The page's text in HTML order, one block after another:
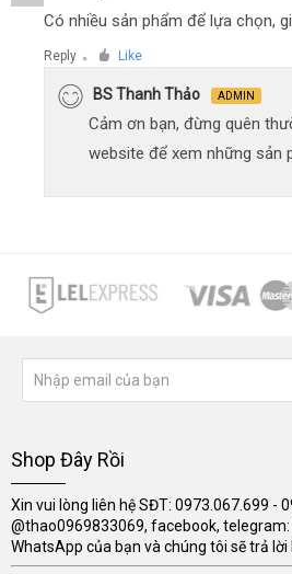
Có nhiều sản phẩm để lựa chọn,
Reply ● Like
BS Thanh Thảo ADMIN
Cảm ơn bạn, đừng quên
website để xem những sản
Shop Đây Rồi
Xin vui lòng liên hệ SĐT: 0973.067.699 -
@thao0969833069, facebook,
WhatsApp của bạn và chúng tôi sẽ trả lời